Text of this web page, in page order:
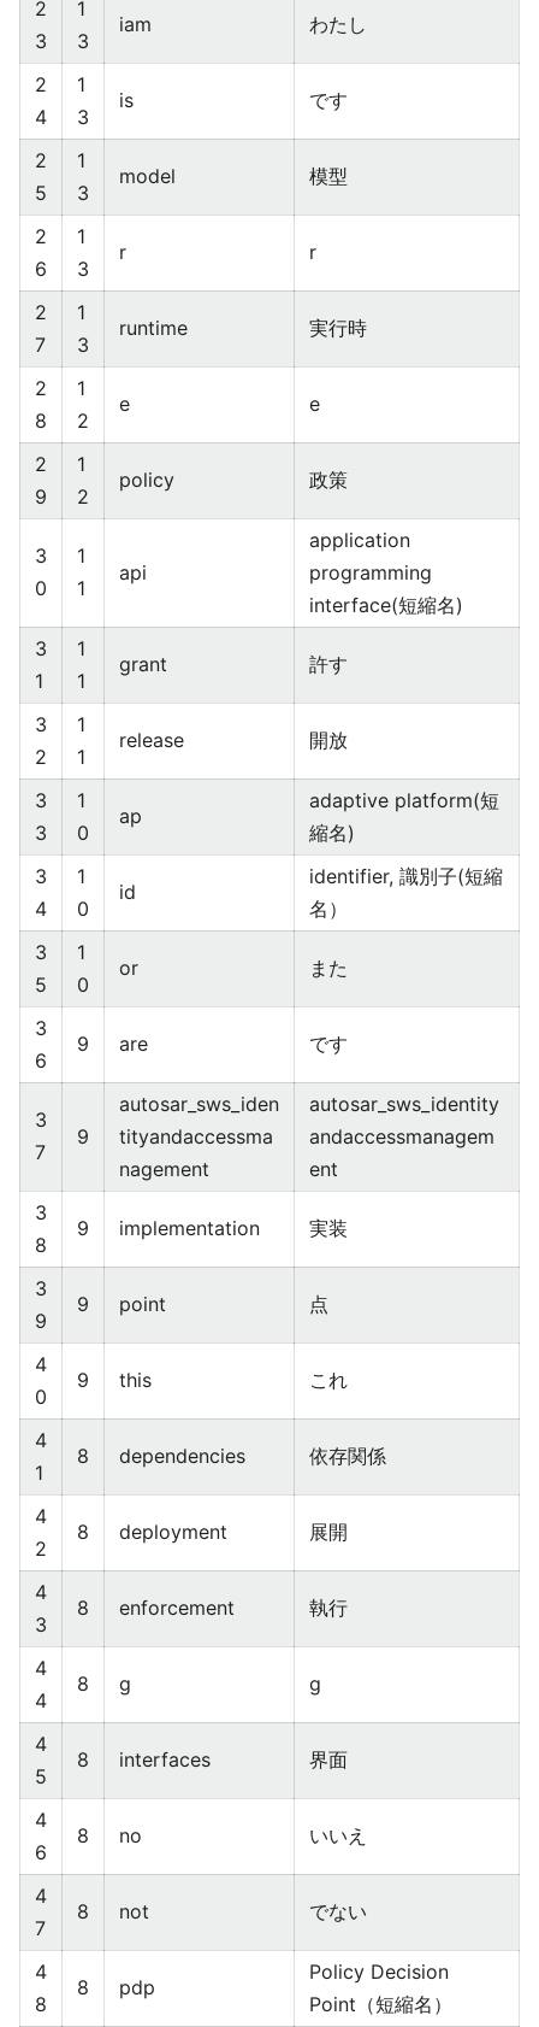
2
3
1
3
iam わたし
2
4
1
3
is です
2
5
1
3
model 模型
2
6
1
3
r r
2
7
1
3
runtime 実行時
2
8
1
2
e e
2
9
1
2
policy 政策
3
0
1
1
api
application
programming
interface(短縮名)
3
1
1
1
grant 許す
3
2
1
1
release 開放
3
3
1
0
ap
adaptive platform(短
縮名)
3
4
1
0
id
identifier, 識別子(短縮
名）
3
5
1
0
or また
3
6
9 are です
3
7
9
autosar_sws_iden
tityandaccessma
nagement
autosar_sws_identity
andaccessmanagem
ent
3
8
9 implementation 実装
3
9
9 point 点
4
0
9 this これ
4
1
8 dependencies 依存関係
4
2
8 deployment 展開
4
3
8 enforcement 執行
4
4
8 g g
4
5
8 interfaces 界面
4
6
8 no いいえ
4
7
8 not でない
4
8
8 pdp
Policy Decision
Point（短縮名）